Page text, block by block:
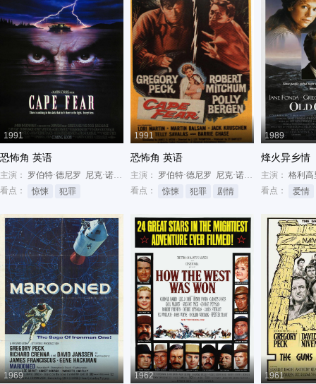
1991
恐怖角 英语
主演： 罗伯特·德尼罗 尼克·诺特
杰西卡·兰格
看点：
惊悚 犯罪
1991
恐怖角 英语
主演： 罗伯特·德尼罗 尼克·诺特
杰西卡·兰格
看点：
惊悚 犯罪 剧情
1989
烽火异乡情
主演： 格利高
看点：
爱情
1969 1962 1961